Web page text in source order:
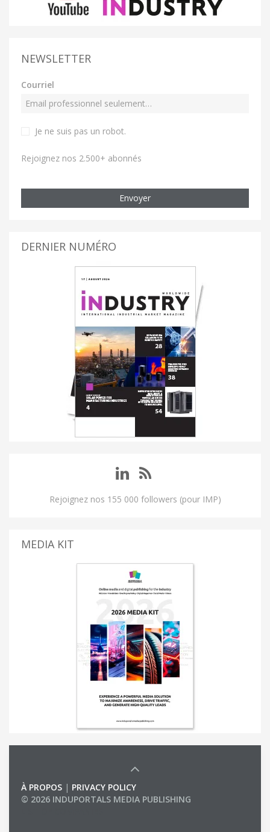
NEWSLETTER
Courriel
Je ne suis pas un robot.
Rejoignez nos 2.500+ abonnés
Envoyer
DERNIER NUMÉRO
Rejoignez nos 155 000 followers (pour IMP)
MEDIA KIT
À PROPOS | PRIVACY POLICY
© 2026 INDUPORTALS MEDIA PUBLISHING